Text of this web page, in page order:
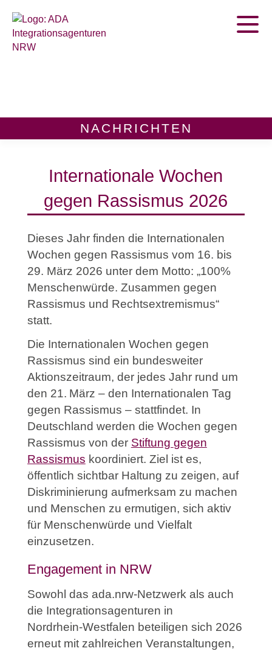
NACHRICHTEN
Internationale Wochen
gegen Rassismus 2026
Dieses Jahr finden die Internationalen
Wochen gegen Rassismus vom 16. bis
29. März 2026 unter dem Motto: „100%
Menschenwürde. Zusammen gegen
Rassismus und Rechtsextremismus“
statt.
Die Internationalen Wochen gegen
Rassismus sind ein bundesweiter
Aktionszeitraum, der jedes Jahr rund um
den 21. März –den Internationalen Tag
gegen Rassismus –stattfindet. In
Deutschland werden die Wochen gegen
Rassismus von der Stiftung gegen
Rassismus koordiniert. Ziel ist es,
öffentlich sichtbar Haltung zu zeigen, auf
Diskriminierung aufmerksam zu machen
und Menschen zu ermutigen, sich aktiv
für Menschenwürde und Vielfalt
einzusetzen.
Engagement in NRW
Sowohl das ada.nrw‑Netzwerk als auch
die Integrationsagenturen in
Nordrhein‑Westfalen beteiligen sich 2026
erneut mit zahlreichen Veranstaltungen,
Zur Beratungsstellen Suche